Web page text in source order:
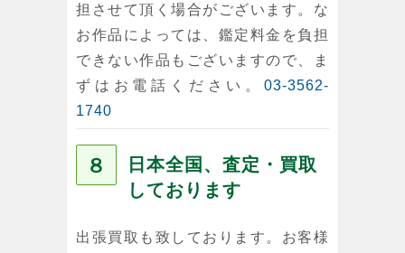
担させて頂く場合がございます。な
お作品によっては、鑑定料金を負担
できない作品もございますので、ま
ずはお電話ください。 03-3562-
1740
８
日本全国、査定・買取
しております
出張買取も致しております。お客様